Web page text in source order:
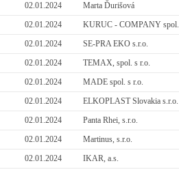
02.01.2024
Marta Ďurišová
02.01.2024
KURUC - COMPANY spol.
02.01.2024
SE-PRA EKO s.r.o.
02.01.2024
TEMAX, spol. s r.o.
02.01.2024
MADE spol. s r.o.
02.01.2024
ELKOPLAST Slovakia s.r.o.
02.01.2024
Panta Rhei, s.r.o.
02.01.2024
Martinus, s.r.o.
02.01.2024
IKAR, a.s.